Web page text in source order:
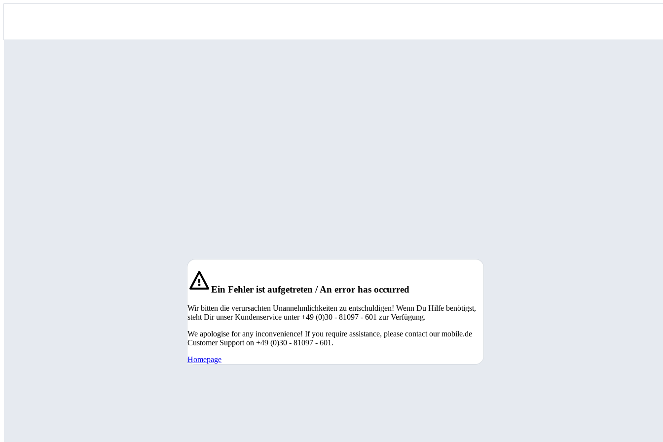
Ein Fehler ist aufgetreten / An error has occurred
Wir bitten die verursachten Unannehmlichkeiten zu entschuldigen! Wenn Du Hilfe benötigst,
steht Dir unser Kundenservice unter +49 (0)30 - 81097 - 601 zur Verfügung.
We apologise for any inconvenience! If you require assistance, please contact our mobile.de
Customer Support on +49 (0)30 - 81097 - 601.
Homepage